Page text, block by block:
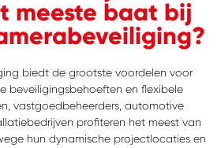
meeste baat bij
biedt de grootste voordelen voor
beveiligingsbehoeften en flexibele
vastgoedbeheerders, automotive
profiteren het meest van
hun dynamische projectlocaties en